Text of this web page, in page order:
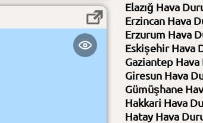
Elazığ Hava
Erzincan Hava
Erzurum Hava
Eskişehir Hava
Gaziantep
Giresun Hava
Gümüşhane
Hakkari Hava
Hatay Hava